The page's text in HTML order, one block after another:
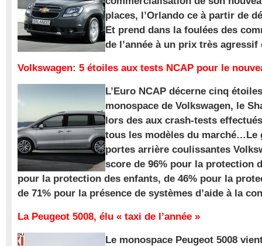
places, l’Orlando ce à partir de
Et prend dans la foulées des
de l’année à un prix très agressif
Volkswagen: 5 étoiles aux tests NCAP pour le
L’Euro NCAP décerne cinq
monospace de Volkswagen, le
lors des aux crash-tests
tous les modèles du marché…Le
portes arrière coulissantes
score de 96% pour la protection
pour la protection des enfants, de 46% pour la
de 71% pour la présence de systèmes d’aide à la
La Peugeot 5008, élu « taxi de l’année »
Le monospace Peugeot 5008